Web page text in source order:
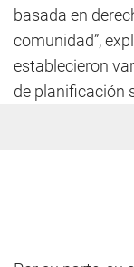
basada en
comunidad”,
establecieron
de planificación